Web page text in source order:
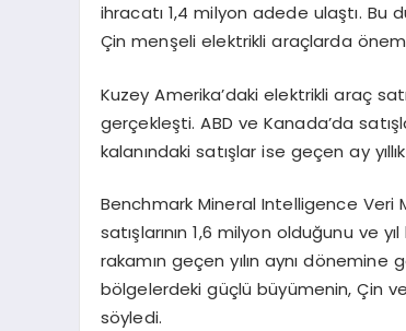
ihracatı 1,4 milyon adede ulaştı.
Çin menşeli elektrikli araçlarda
Kuzey Amerika’daki elektrikli araç
gerçekleşti. ABD ve Kanada’da
kalanındaki satışlar ise geçen ay
Benchmark Mineral Intelligence Veri
satışlarının 1,6 milyon olduğunu ve
rakamın geçen yılın aynı
bölgelerdeki güçlü büyümenin, Çin
söyledi.